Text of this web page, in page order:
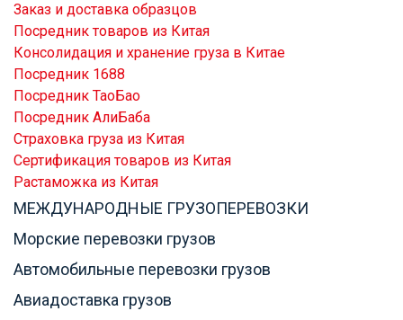
Заказ и доставка образцов
Посредник товаров из Китая
Консолидация и хранение груза в Китае
Посредник 1688
Посредник ТаоБао
Посредник АлиБаба
Страховка груза из Китая
Сертификация товаров из Китая
Растаможка из Китая
МЕЖДУНАРОДНЫЕ ГРУЗОПЕРЕВОЗКИ
Морские перевозки грузов
Автомобильные перевозки грузов
Авиадоставка грузов